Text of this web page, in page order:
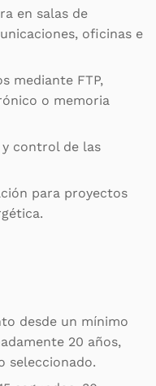
en salas de
oficinas e
mediante FTP,
o memoria
control de las
para proyectos
desde un mínimo
20 años,
seleccionado.